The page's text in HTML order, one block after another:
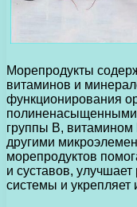
Морепродукты
витаминов и
функционирования
группы В,
другими
морепродуктов
и суставов, улучшает
системы и укрепляет